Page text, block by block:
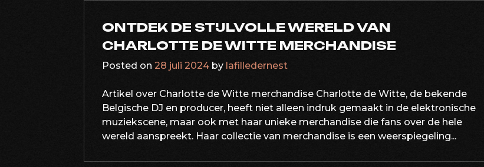
ONTDEK DE STIJLVOLLE WERELD VAN
CHARLOTTE DE WITTE MERCHANDISE
Posted on 28 juli 2024 by lafilledernest
Artikel over Charlotte de Witte merchandise Charlotte de Witte, de bekende
Belgische DJ en producer, heeft niet alleen indruk gemaakt in de elektronische
muziekscene, maar ook met haar unieke merchandise die fans over de hele
wereld aanspreekt. Haar collectie van merchandise is een weerspiegeling...